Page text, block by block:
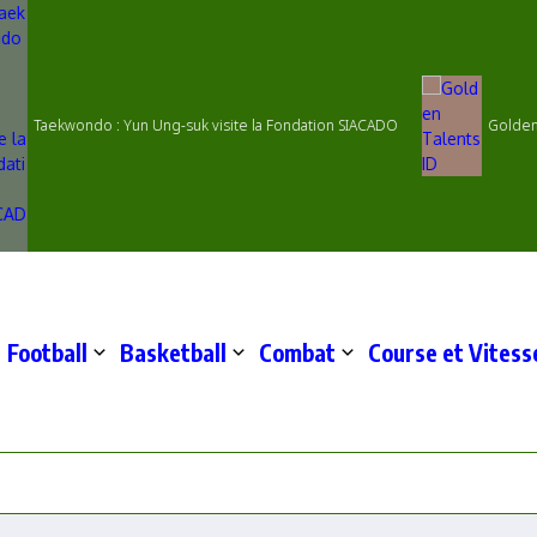
Taekwondo : Yun Ung-suk visite la Fondation SIACADO Golden
Football Basketball Combat Course et